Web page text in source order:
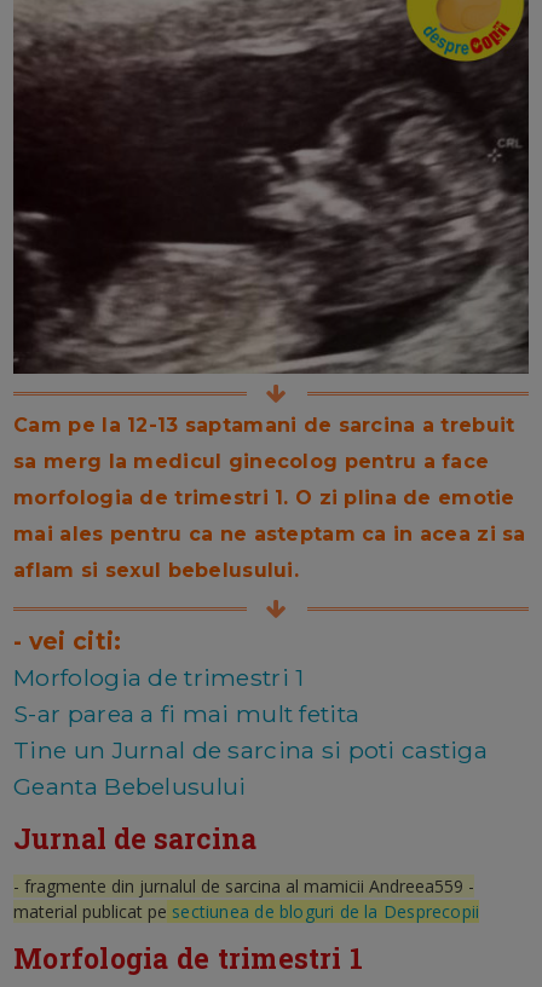
Cam pe la 12-13 saptamani de sarcina a trebuit
sa merg la medicul ginecolog pentru a face
morfologia de trimestri 1. O zi plina de emotie
mai ales pentru ca ne asteptam ca in acea zi sa
aflam si sexul bebelusului.
- vei citi:
Morfologia de trimestri 1
S-ar parea a fi mai mult fetita
Tine un Jurnal de sarcina si poti castiga
Geanta Bebelusului
Jurnal de sarcina
- fragmente din jurnalul de sarcina al mamicii Andreea559 -
material publicat pe sectiunea de bloguri de la Desprecopii
Morfologia de trimestri 1